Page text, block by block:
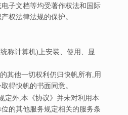
子文档等均受著作权法和国际
权法律法规的保护。
称计算机)上安装、使用、显
其他一切权利仍归快帆所有,用
得快帆的书面同意。
定外,本《协议》并未对利用本
的其他服务规定相关的服务条